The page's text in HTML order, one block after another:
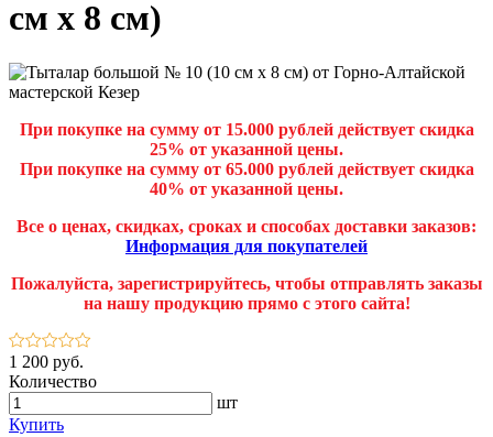
см х 8 см)
При покупке на сумму от 15.000 рублей действует скидка
25% от указанной цены.
При покупке на сумму от 65.000 рублей действует скидка
40% от указанной цены.
Все о ценах, скидках, сроках и способах доставки заказов:
Информация для покупателей
Пожалуйста, зарегистрируйтесь, чтобы отправлять заказы
на нашу продукцию прямо с этого сайта!
1 200 руб.
Количество
шт
Купить